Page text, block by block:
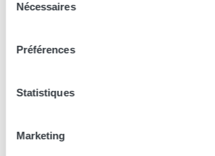
Nécessaires
Préférences
Statistiques
Marketing
Les conseillers Grand
mieux découvrir vos besoins et vous